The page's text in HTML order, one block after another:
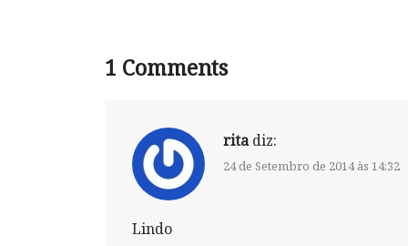
1 Comments
rita diz:
24 de Setembro de 2014 às 14:32
Lindo